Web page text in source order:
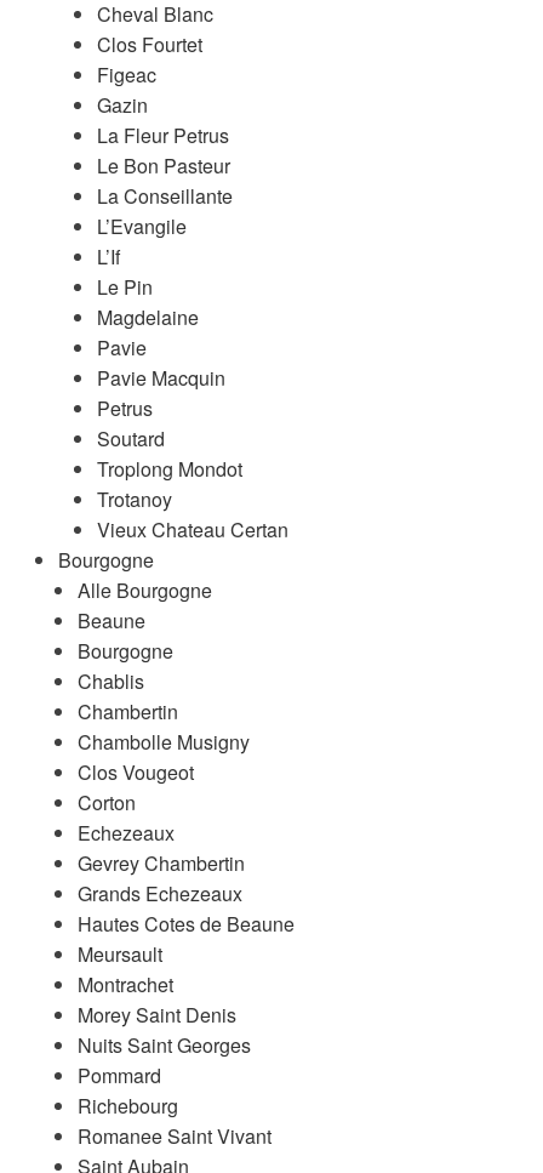
Cheval Blanc
Clos Fourtet
Figeac
Gazin
La Fleur Petrus
Le Bon Pasteur
La Conseillante
L’Evangile
L’If
Le Pin
Magdelaine
Pavie
Pavie Macquin
Petrus
Soutard
Troplong Mondot
Trotanoy
Vieux Chateau Certan
Bourgogne
Alle Bourgogne
Beaune
Bourgogne
Chablis
Chambertin
Chambolle Musigny
Clos Vougeot
Corton
Echezeaux
Gevrey Chambertin
Grands Echezeaux
Hautes Cotes de Beaune
Meursault
Montrachet
Morey Saint Denis
Nuits Saint Georges
Pommard
Richebourg
Romanee Saint Vivant
Saint Aubain